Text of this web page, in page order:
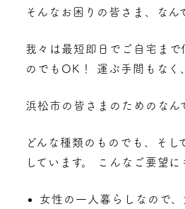
そんなお困りの皆さま、なん
我々は最短即日でご自宅ま
のでもOK！ 運ぶ手間もなく
浜松市の皆さまのためのな
どんな種類のものでも、そ
しています。 こんなご要望
女性の一人暮らしなので